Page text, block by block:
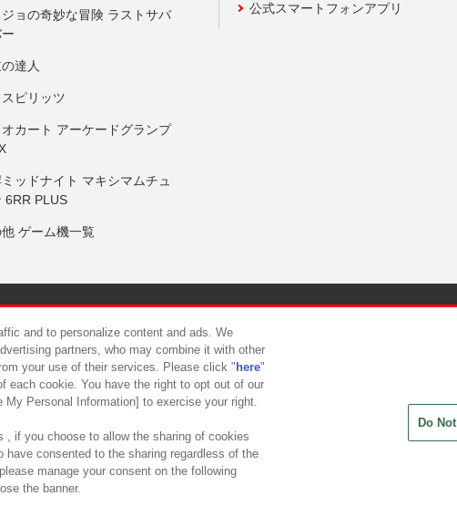
ョの奇妙な冒険 ラストサバ
達人
ピリッツ
カート アーケードグランプ
ッドナイト マキシマムチュ
6RR PLUS
ゲーム機一覧
公式スマートフォンアプリ
について カスタマーハラスメント対応方針
and to personalize content and ads. We
partners, who may combine it with other
your use of their services. Please click " here"
each cookie. You have the right to opt out of our
Personal Information] to exercise your right.
, if you choose to allow the sharing of cookies
have consented to the sharing regardless of the
manage your consent on the following
the banner.
Do